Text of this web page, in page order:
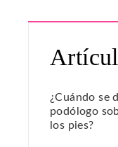
¿Cuándo se
podólogo
los pies?